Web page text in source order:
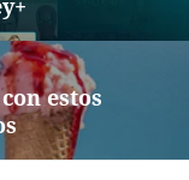
estos